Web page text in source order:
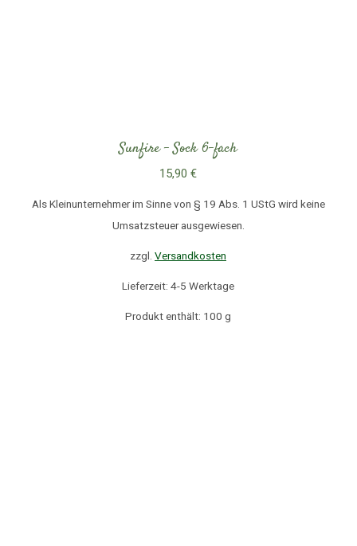
Sunfire – Sock 6-fach
15,90 €
Als Kleinunternehmer im Sinne von § 19 Abs. 1 UStG wird keine
Umsatzsteuer ausgewiesen.
zzgl. Versandkosten
Lieferzeit: 4-5 Werktage
Produkt enthält: 100 g